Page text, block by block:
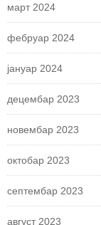
март 2024
фебруар 2024
јануар 2024
децембар 2023
новембар 2023
октобар 2023
септембар 2023
август 2023